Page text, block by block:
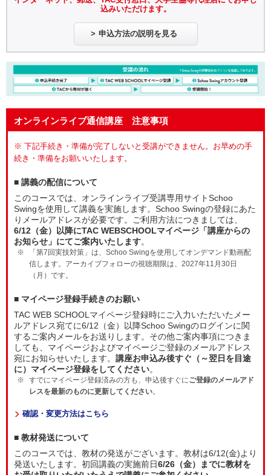
込みいただけます。
申込方法の説明を見る
オンラインライブ通信講座 注意事項
※ 下記手続き・準備が完了しないと受講ができません。お早めの手
続き・準備をお願いいたします。
■ 講義の配信について
このコースでは、オンラインライブ受講専用サイトSchoo
Swingを使用して講義を実施します。Schoo Swingの登録にあた
りメールアドレスが必要です。ご利用方法につきましては、
6/12（金）以降にTAC WEBSCHOOLマイページ「講座からの
お知らせ」にてご案内いたします。
「第7回実技対策」は、Schoo Swingを使用してオンデマンド動画配
信します。アーカイブフォローの視聴期限は、2027年11月30日
（月）です。
■ マイページ登録手続きのお願い
TAC WEB SCHOOLマイページ登録時にご入力いただいたメー
ルアドレス宛てに6/12（金）以降Schoo Swingのログインに関
するご案内メールをお送りします。その他ご案内事項につきま
しても、マイページおよびマイページご登録のメールアドレス
宛にお知らせいたします。 講座お申込み後すぐ（～翌日を目途
に）マイページ登録をしてください。
すでにマイページ登録済みの方も、申込後すぐにご登録のメールアド
レスを最新のものに更新してください。
確認・変更方法はこちら
■ 教材発送について
このコースでは、教材の発送がございます。教材は6/12(金)より
発送いたします。初回講義の実施前日6/26（金）までに教材を